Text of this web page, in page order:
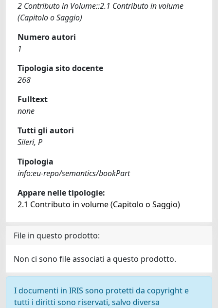
2 Contributo in Volume::2.1 Contributo in volume
(Capitolo o Saggio)
Numero autori
1
Tipologia sito docente
268
Fulltext
none
Tutti gli autori
Sileri, P
Tipologia
info:eu-repo/semantics/bookPart
Appare nelle tipologie:
2.1 Contributo in volume (Capitolo o Saggio)
File in questo prodotto:
Non ci sono file associati a questo prodotto.
I documenti in IRIS sono protetti da copyright e
tutti i diritti sono riservati, salvo diversa